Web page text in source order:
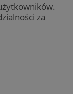
za